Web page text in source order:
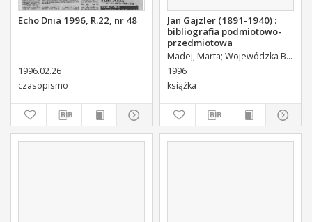
Echo Dnia 1996, R.22, nr 48
1996.02.26
czasopismo
Jan Gajzler (1891-1940) :
bibliografia podmiotowo-
przedmiotowa
Madej, Marta Wojewódzka Biblioteka Publiczna (Kielce). Dział Informacji i Bibliografii Regionalnej
1996
książka